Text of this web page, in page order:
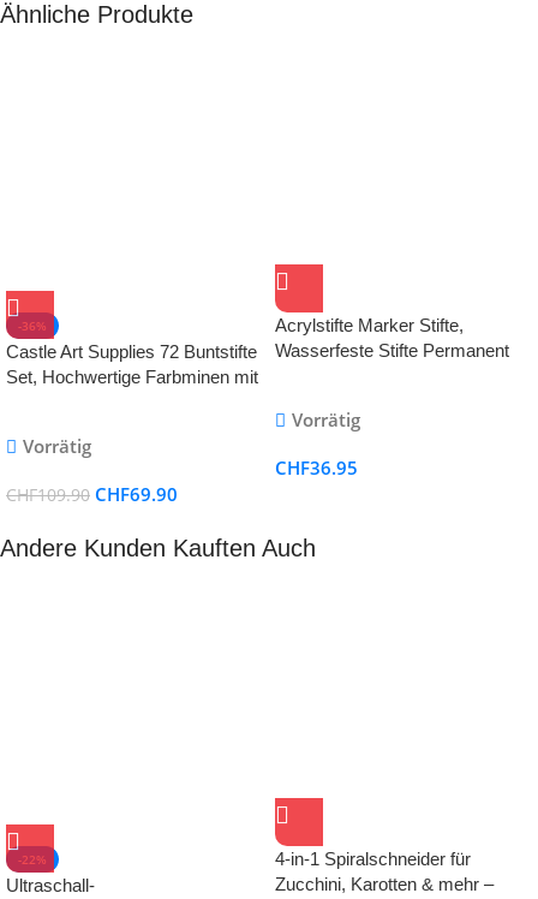
Ähnliche Produkte
-36%
Castle Art Supplies 72 Buntstifte
Set, Hochwertige Farbminen mit
In übersichtlichem, robustem
Vorrätig
CHF109.90 CHF69.90
Acrylstifte Marker Stifte,
Wasserfeste Stifte Permanent
Kunststoff Keramik Leder DIY
Set
Vorrätig
CHF36.95
Andere Kunden Kauften Auch
-22%
Ultraschall-
4-in-1 Spiralschneider für
Zucchini, Karotten & mehr –